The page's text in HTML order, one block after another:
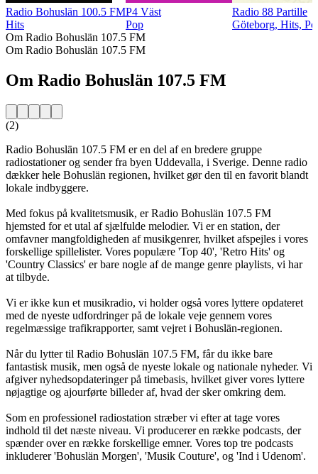
Radio Bohuslän 100.5 FM
Hits
P4 Väst
Pop
Radio 88 Partille
Göteborg, Hits,
Om Radio Bohuslän 107.5 FM
Om Radio Bohuslän 107.5 FM
Om Radio Bohuslän 107.5 FM
(2)
Radio Bohuslän 107.5 FM er en del af en bredere gruppe
radiostationer og sender fra byen Uddevalla, i Sverige. Denne radio
dækker hele Bohuslän regionen, hvilket gør den til en favorit blandt
lokale indbyggere.
Med fokus på kvalitetsmusik, er Radio Bohuslän 107.5 FM
hjemsted for et utal af sjælfulde melodier. Vi er en station, der
omfavner mangfoldigheden af musikgenrer, hvilket afspejles i vores
forskellige spillelister. Vores populære 'Top 40', 'Retro Hits' og
'Country Classics' er bare nogle af de mange genre playlists, vi har
at tilbyde.
Vi er ikke kun et musikradio, vi holder også vores lyttere opdateret
med de nyeste udfordringer på de lokale veje gennem vores
regelmæssige trafikrapporter, samt vejret i Bohuslän-regionen.
Når du lytter til Radio Bohuslän 107.5 FM, får du ikke bare
fantastisk musik, men også de nyeste lokale og nationale nyheder. Vi
afgiver nyhedsopdateringer på timebasis, hvilket giver vores lyttere
nøjagtige og ajourførte billeder af, hvad der sker omkring dem.
Som en professionel radiostation stræber vi efter at tage vores
indhold til det næste niveau. Vi producerer en række podcasts, der
spænder over en række forskellige emner. Vores top tre podcasts
inkluderer 'Bohuslän Morgen', 'Musik Couture', og 'Ind i Udenom'.